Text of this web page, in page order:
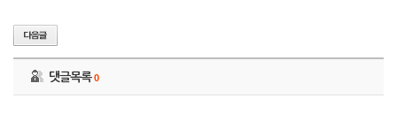
댓글목록0